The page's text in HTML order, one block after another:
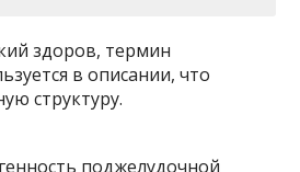
здоров, термин
в описании, что
структуру.